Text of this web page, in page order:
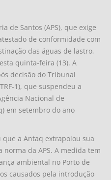
de Santos (APS), que exige
de conformidade com
das águas de lastro,
quinta-feira (13). A
decisão do Tribunal
1), que suspendeu a
Nacional de
em setembro do ano
que a Antaq extrapolou sua
da APS. A medida tem
ambiental no Porto de
causados pela introdução